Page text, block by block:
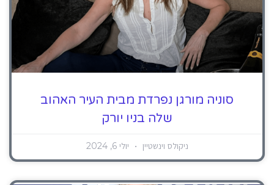
סוניה מורגן נפרדת מבית העיר האהוב
שלה בניו יורק
ניקולס וינשטיין יולי 6, 2024